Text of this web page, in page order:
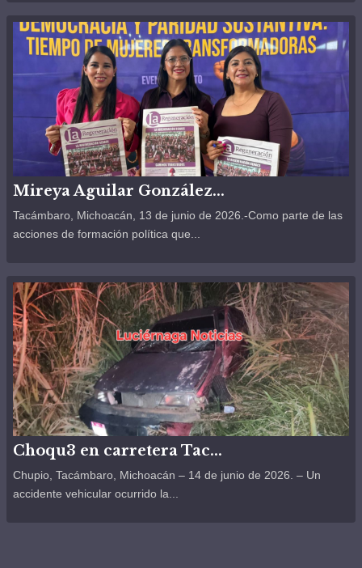
Mireya Aguilar González...
Tacámbaro, Michoacán, 13 de junio de 2026.-Como parte de las
acciones de formación política que...
Choqu3 en carretera Tac...
Chupio, Tacámbaro, Michoacán – 14 de junio de 2026. – Un
accidente vehicular ocurrido la...